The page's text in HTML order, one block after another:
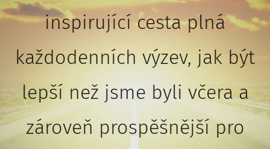
inspirující cesta plná
každodenních výzev, jak být
lepší než jsme byli včera a
zároveň prospěšnější pro